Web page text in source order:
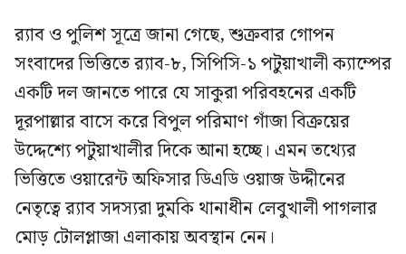
র‍্যাব ও পুলিশ সূত্রে জানা গেছে, শুক্রবার গোপন
সংবাদের ভিত্তিতে র‍্যাব-৮, সিপিসি-১ পটুয়াখালী ক্যাম্পের
একটি দল জানতে পারে যে সাকুরা পরিবহনের একটি
দূরপাল্লার বাসে করে বিপুল পরিমাণ গাঁজা বিক্রয়ের
উদ্দেশ্যে পটুয়াখালীর দিকে আনা হচ্ছে। এমন তথ্যের
ভিত্তিতে ওয়ারেন্ট অফিসার ডিএডি ওয়াজ উদ্দীনের
নেতৃত্বে র‍্যাব সদস্যরা দুমকি থানাধীন লেবুখালী পাগলার
মোড় টোলপ্লাজা এলাকায় অবস্থান নেন।